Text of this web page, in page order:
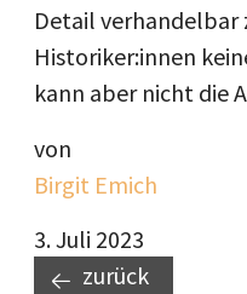
Detail verhandelbar
Historiker:innen
kann aber nicht die
von
Birgit Emich
3. Juli 2023
zurück